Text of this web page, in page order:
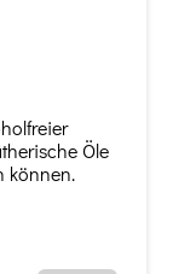
Öle
können.